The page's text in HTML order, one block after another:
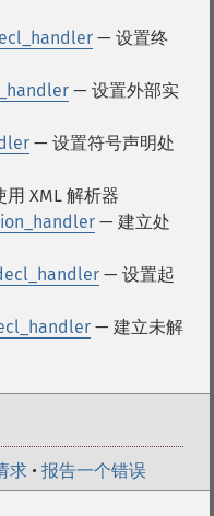
— 设置终
— 设置外部实
— 设置符号声明处
XML 解析器
— 建立处
— 设置起
— 建立未解
求 • 报告一个错误